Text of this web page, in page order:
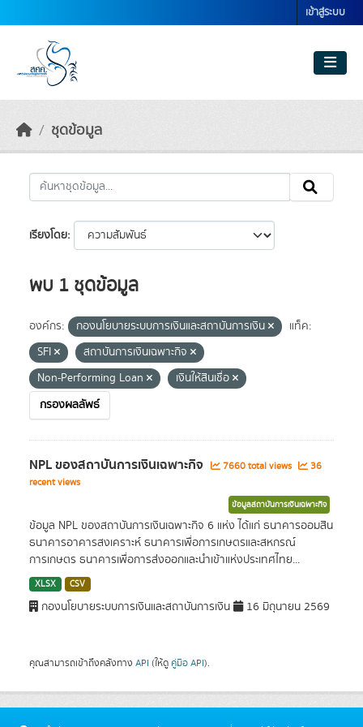
เข้าสู่ระบบ
ชุดข้อมูล
เรียงโดย
พบ 1 ชุดข้อมูล
องค์กร: กองนโยบายระบบการเงินและสถาบันการเงิน
แท็ค:
SFI
สถาบันการเงินเฉพาะกิจ
Non-Performing Loan
เงินให้สินเชื่อ
กรองผลลัพธ์
NPL ของสถาบันการเงินเฉพาะกิจ 7660 total views
36
recent views
ข้อมูลสถาบันการเงินเฉพาะกิจ
ข้อมูล NPL ของสถาบันการเงินเฉพาะกิจ 6 แห่ง ได้แก่ ธนาคารออมสิน
ธนาคารอาคารสงเคราะห์ ธนาคารเพื่อการเกษตรและสหกรณ์
การเกษตร ธนาคารเพื่อการส่งออกและนำเข้าแห่งประเทศไทย...
XLSX CSV
กองนโยบายระบบการเงินและสถาบันการเงิน 16 มิถุนายน 2569
คุณสามารถเข้าถึงคลังทาง API (ให้ดู คู่มือ API).